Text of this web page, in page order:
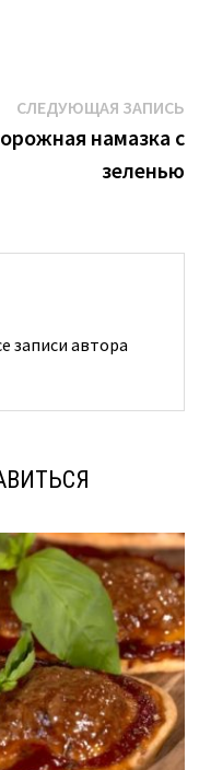
СЛЕДУЮЩАЯ ЗАПИСЬ
намазка с
зеленью
записи автора